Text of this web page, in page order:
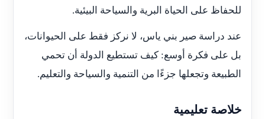
للحفاظ على الحياة البرية والسياحة البيئية.
عند دراسة صير بني ياس، لا نركز فقط على الحيوانات،
بل على فكرة أوسع: كيف تستطيع الدولة أن تحمي
الطبيعة وتجعلها جزءًا من التنمية والسياحة والتعليم.
خلاصة تعليمية